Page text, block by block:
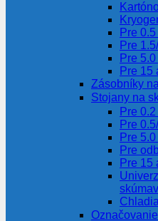
Pre
Pre
Pre
Pre 15
Zásobníky
Stojany na
Pre
Pre
Pre
Pre
Pre 15